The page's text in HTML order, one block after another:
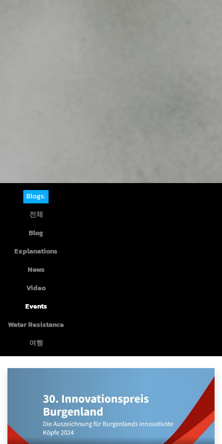
Blogs:
전체
Blog
Explanations
News
Video
Events
Water Resistance
여행